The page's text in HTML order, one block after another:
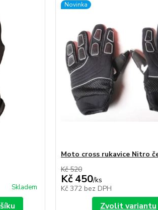
Skladem
Novinka
Moto cross rukavice Nitro
Kč 520
Kč 450/ks
Kč 372 bez DPH
Zvolit variantu